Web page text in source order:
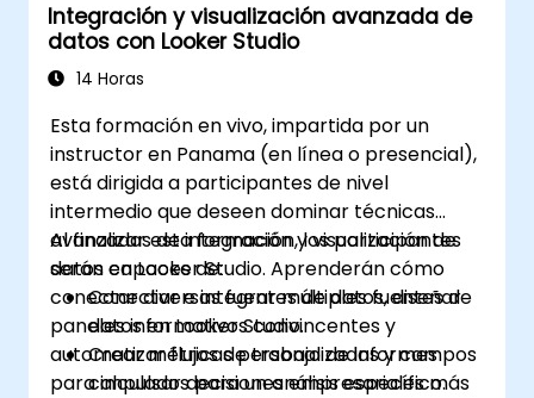
Integración y visualización avanzada de
datos con Looker Studio
14 Horas
Esta formación en vivo, impartida por un
instructor en Panama (en línea o presencial),
está dirigida a participantes de nivel
intermedio que deseen dominar técnicas
avanzadas de integración y visualización de
datos en Looker Studio. Aprenderán cómo
conectar diversas fuentes de datos, diseñar
paneles informativos convincentes y
automatizar flujos de trabajo de informes
para impulsar decisiones empresariales más
Al finalizar esta formación, los participantes
serán capaces de:
Conectar e integrar múltiples fuentes de
datos en Looker Studio.
Crear métricas personalizadas y campos
calculados para un análisis específico.